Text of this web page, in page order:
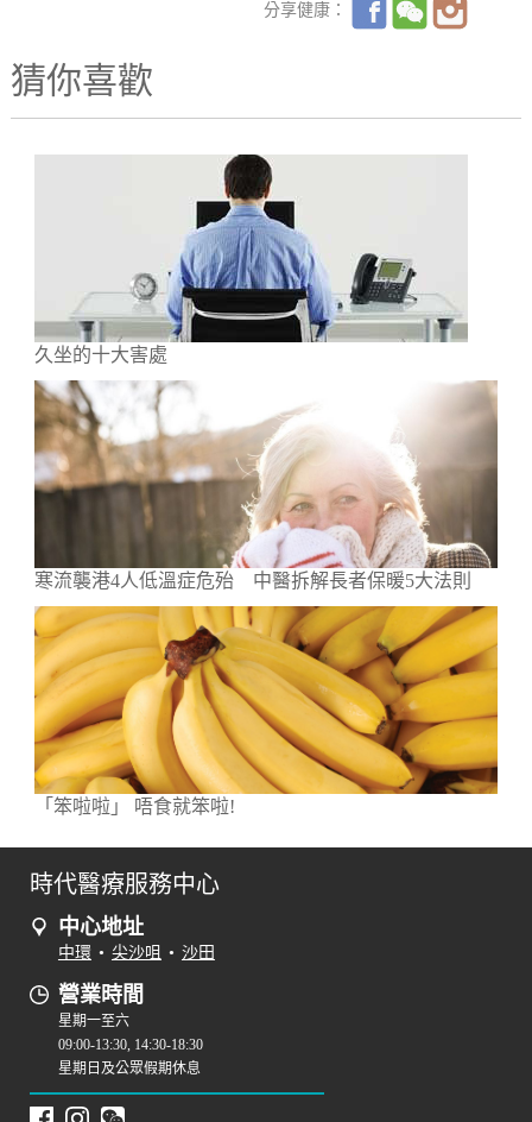
分享健康：
猜你喜歡
久坐的十大害處
寒流襲港4人低溫症危殆 中醫拆解長者保暖5大法則
「笨啦啦」 唔食就笨啦!
時代醫療服務中心
中心地址
中環 • 尖沙咀 • 沙田
營業時間
星期一至六
09:00-13:30, 14:30-18:30
星期日及公眾假期休息